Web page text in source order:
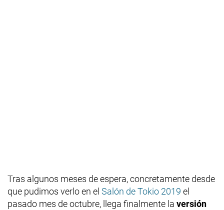
Tras algunos meses de espera, concretamente desde
que pudimos verlo en el Salón de Tokio 2019 el
pasado mes de octubre, llega finalmente la versión